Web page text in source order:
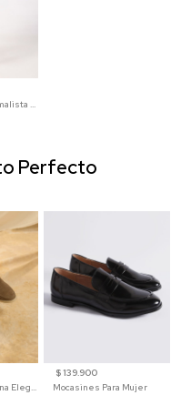
Vestido Midi Minimalista De Silueta Amplia
Mocasín de Antelina Elegante con Suela de Contraste Para Hombre
$ 139.900
Mocasines Para Mujer
Perfecto